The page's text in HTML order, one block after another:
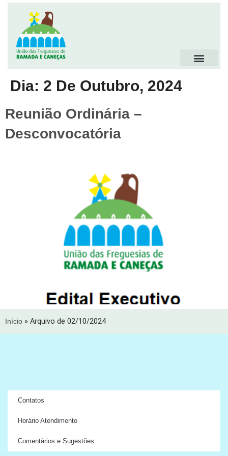
Dia: 2 De Outubro, 2024
Reunião Ordinária –
Desconvocatória
Início » Arquivo de 02/10/2024
Contatos
Horário Atendimento
Comentários e Sugestões